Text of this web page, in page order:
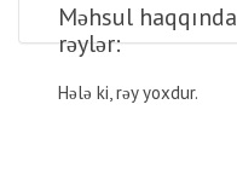
Məhsul haqqında
rəylər:
Hələ ki, rəy yoxdur.